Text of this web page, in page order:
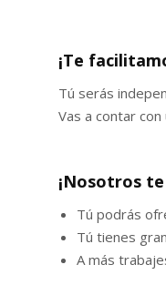
¡Te
Tú serás
Vas a contar
¡Nosotros
Tú podrás
Tú tienes
A más